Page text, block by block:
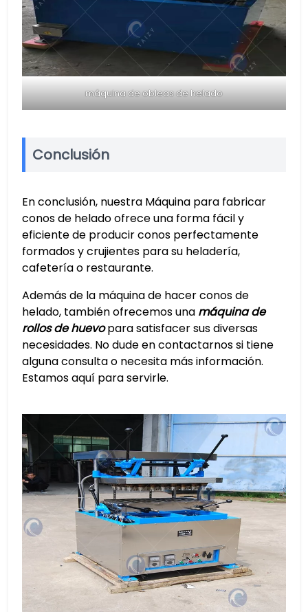
máquina de obleas de helado
Conclusión
En conclusión, nuestra Máquina para fabricar
conos de helado ofrece una forma fácil y
eficiente de producir conos perfectamente
formados y crujientes para su heladería,
cafetería o restaurante.
Además de la máquina de hacer conos de
helado, también ofrecemos una máquina de
rollos de huevopara satisfacer sus diversas
necesidades. No dude en contactarnos si tiene
alguna consulta o necesita más información.
Estamos aquí para servirle.